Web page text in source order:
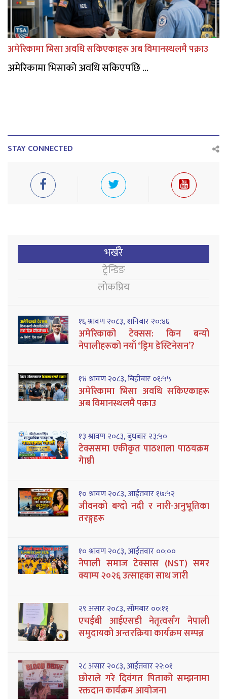
अमेरिकामा भिसा अवधि सकिएकाहरू अब विमानस्थलमै पक्राउ
अमेरिकामा भिसाको अवधि सकिएपछि ...
STAY CONNECTED
भर्खरै
ट्रेन्डिङ
लोकप्रिय
१६ श्रावण २०८३, शनिबार २०:४६
अमेरिकाको टेक्सस: किन बन्यो
नेपालीहरूको नयाँ ‘ड्रिम डेस्टिनेसन’?
१४ श्रावण २०८३, बिहीबार ०१:५५
अमेरिकामा भिसा अवधि सकिएकाहरू
अब विमानस्थलमै पक्राउ
१३ श्रावण २०८३, बुधबार २३:५०
टेक्ससमा एकीकृत पाठशाला पाठयक्रम
गेाष्ठी
१० श्रावण २०८३, आईतवार १७:५२
जीवनको बग्दो नदी र नारी-अनुभूतिका
तरङ्गहरू
१० श्रावण २०८३, आईतवार ००:००
नेपाली समाज टेक्सास (NST) समर
क्याम्प २०२६ उत्साहका साथ जारी
२९ असार २०८३, सोमबार ००:११
एचईबी आईएसडी नेतृत्वसँग नेपाली
समुदायको अन्तरक्रिया कार्यक्रम सम्पन्न
२८ असार २०८३, आईतवार २२:०१
छोराले गरे दिवंगत पिताको सम्झनामा
रक्तदान कार्यक्रम आयोजना